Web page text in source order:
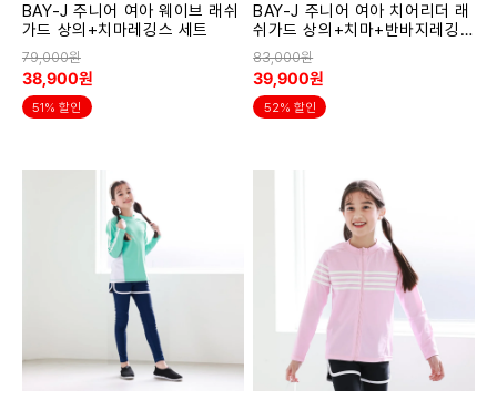
BAY-J 주니어 여아 웨이브 래쉬
가드 상의+치마레깅스 세트
79,000원
38,900원
51% 할인
BAY-J 주니어 여아 치어리더 래
쉬가드 상의+치마+반바지레깅
스 3종세트
83,000원
39,900원
52% 할인